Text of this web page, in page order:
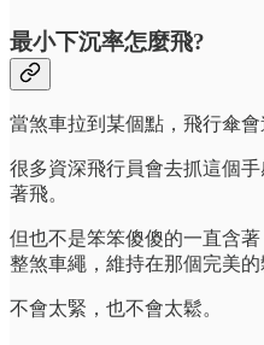
最小下沉率怎麼飛?
當煞車拉到某個點，飛行傘會
很多資深飛行員會去抓這個
著飛。
但也不是笨笨傻傻的一直含
整煞車繩，維持在那個完美的
不會太緊，也不會太鬆。